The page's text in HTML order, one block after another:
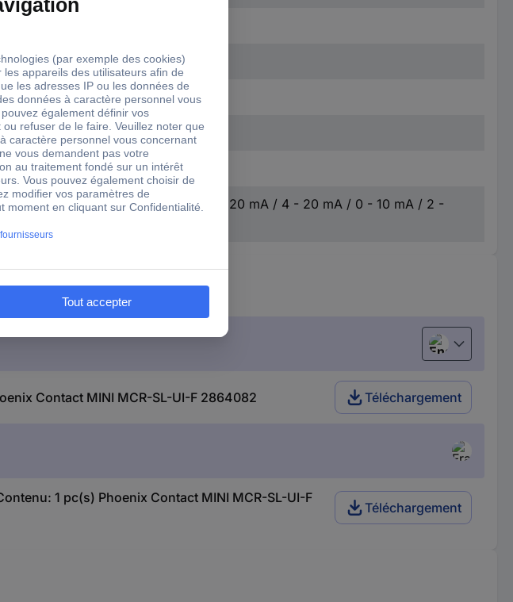
mm
MCR-SL-UI-F
V / 1 - 5 V / 0 - 10 V / 2 - 10 V / 0 - 20 mA / 4 - 20 mA / 0 - 10 mA / 2 -
English
Contact MINI MCR-SL-UI-F 2864082 Téléchargement
1 pc(s) Phoenix Contact MINI MCR-SL-UI-F
Téléchargement